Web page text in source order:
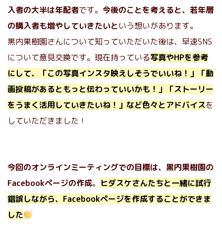
入者の大半は年配者です。 今後のことを考えると、若年層
の購入者も増やしていきたいという想いがあります。
黒内果樹園さんについて知っていただいた後は、早速SNS
について意見交換です。現在持っている写真やHPを参考
にして、「この写真インスタ映えしそうでいいね！」「動
画投稿があるともっと伝わっていいかも！」「ストーリー
をうまく活用していきたいね！」など色々とアドバイスを
していただきました！
今回のオンラインミーティングでの目標は、黒内果樹園の
Facebookページの作成。 ヒダスケさんたちと一緒に試行
錯誤しながら、Facebookページを作成することができま
した